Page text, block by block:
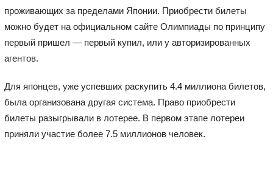
проживающих за пределами Японии. Приобрести билеты
можно будет на официальном сайте Олимпиады по принципу
первый пришел — первый купил, или у авторизированных
агентов.
Для японцев, уже успевших раскупить 4.4 миллиона билетов,
была организована другая система. Право приобрести
билеты разыгрывали в лотерее. В первом этапе лотереи
приняли участие более 7.5 миллионов человек.